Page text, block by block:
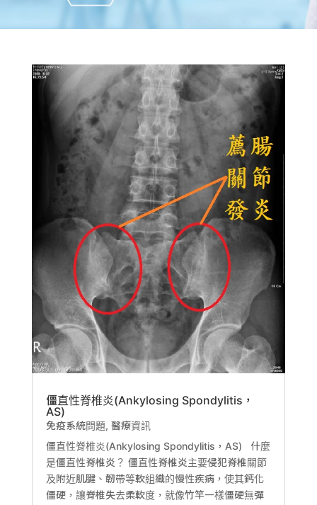
僵直性脊椎炎(Ankylosing Spondylitis，
AS)
免疫系統問題, 醫療資訊
僵直性脊椎炎(Ankylosing Spondylitis，AS) 什麼
是僵直性脊椎炎？ 僵直性脊椎炎主要侵犯脊椎關節
及附近肌腱、韌帶等軟組織的慢性疾病，使其鈣化
僵硬，讓脊椎失去柔軟度，就像竹竿一樣僵硬無彈